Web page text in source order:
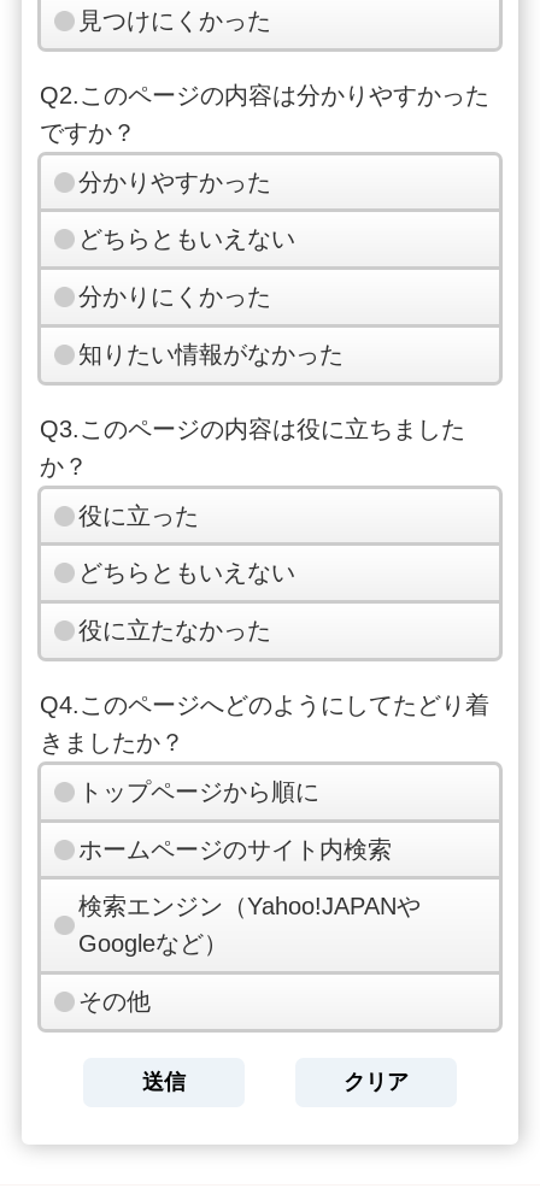
見つけにくかった
Q2.このページの内容は分かりやすかった
ですか？
分かりやすかった
どちらともいえない
分かりにくかった
知りたい情報がなかった
Q3.このページの内容は役に立ちました
か？
役に立った
どちらともいえない
役に立たなかった
Q4.このページへどのようにしてたどり着
きましたか？
トップページから順に
ホームページのサイト内検索
検索エンジン（Yahoo!JAPANや
Googleなど）
その他